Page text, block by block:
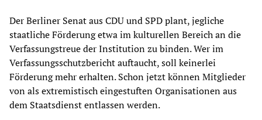
Der Berliner Senat aus CDU und SPD plant, jegliche
staatliche Förderung etwa im kulturellen Bereich an die
Verfassungstreue der Institution zu binden. Wer im
Verfassungsschutzbericht auftaucht, soll keinerlei
Förderung mehr erhalten. Schon jetzt können Mitglieder
von als extremistisch eingestuften Organisationen aus
dem Staatsdienst entlassen werden.